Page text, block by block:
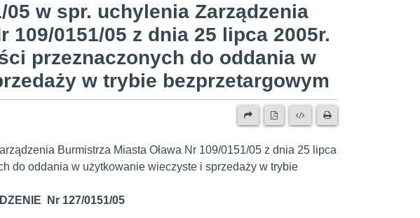
05 w spr. uchylenia Zarządzenia
109/0151/05 z dnia 25 lipca 2005r.
przeznaczonych do oddania w
w trybie bezprzetargowym
Burmistrza Miasta Oława Nr 109/0151/05 z dnia 25 lipca
do oddania w użytkowanie wieczyste i sprzedaży w trybie
Nr 127/0151/05